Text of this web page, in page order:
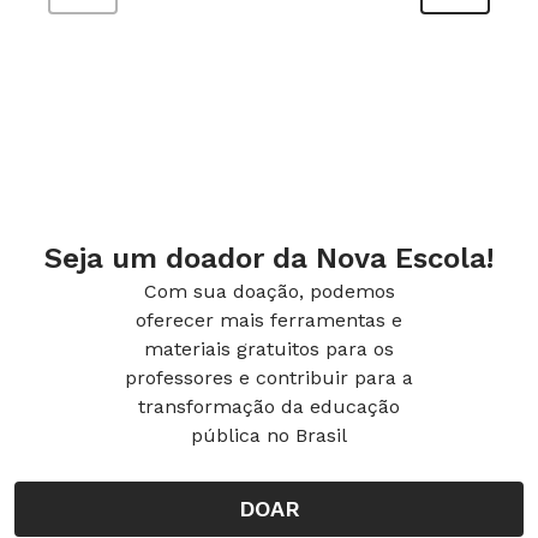
classe).
Apresente aos alunos seminários para que eles
tenham referências para realizar seus próprios
trabalhos. Uma possibilidade é você organizar
na escola, em colaboração com outros
professores, uma exposição oral a respeito de
um tema de relevância para o currículo escolar.
Os estudantes devem assistir a essa
Seja um doador da Nova Escola!
Com sua doação, podemos
oferecer mais ferramentas e
materiais gratuitos para os
professores e contribuir para a
transformação da educação
pública no Brasil
DOAR